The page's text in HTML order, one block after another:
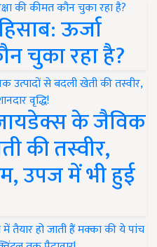
ऊर्जा
चुका रहा है?
के जैविक
की तस्वीर,
उपज में भी हुई